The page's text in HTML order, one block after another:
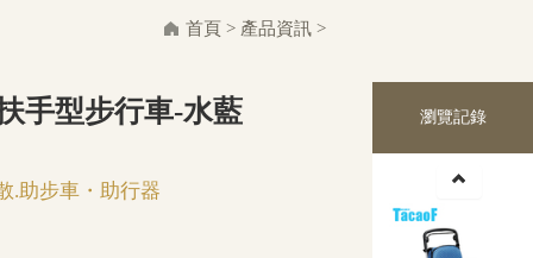
首頁 > 產品資訊 >
手型步行車-水藍
.助步車・助行器
瀏覽記錄